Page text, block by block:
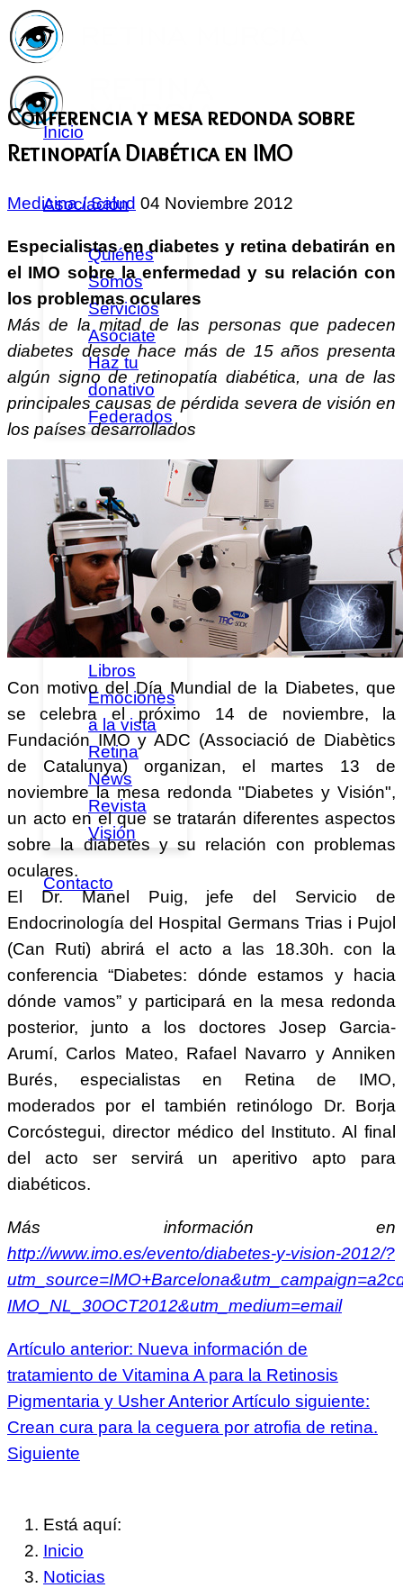
Inicio
Asociación
Quiénes
Somos
Servicios
Asóciate
Haz tu
donativo
Federados
Noticias
Publicaciones
Canal
Retina
Guías y
Libros
Emociones
a la vista
Retina
News
Revista
Visión
Contacto
Conferencia y mesa redonda sobre
Retinopatía Diabética en IMO
Medicina / Salud 04 Noviembre 2012
Especialistas en diabetes y retina debatirán en
el IMO sobre la enfermedad y su relación con
los problemas oculares
Más de la mitad de las personas que padecen
diabetes desde hace más de 15 años presenta
algún signo de retinopatía diabética, una de las
principales causas de pérdida severa de visión en
los países desarrollados
Con motivo del Día Mundial de la Diabetes, que
se celebra el próximo 14 de noviembre, la
Fundación IMO y ADC (Associació de Diabètics
de Catalunya) organizan, el martes 13 de
noviembre la mesa redonda "Diabetes y Visión",
un acto en el que se tratarán diferentes aspectos
sobre la diabetes y su relación con problemas
oculares.
El Dr. Manel Puig, jefe del Servicio de
Endocrinología del Hospital Germans Trias i Pujol
(Can Ruti) abrirá el acto a las 18.30h. con la
conferencia “Diabetes: dónde estamos y hacia
dónde vamos” y participará en la mesa redonda
posterior, junto a los doctores Josep Garcia-
Arumí, Carlos Mateo, Rafael Navarro y Anniken
Burés, especialistas en Retina de IMO,
moderados por el también retinólogo Dr. Borja
Corcóstegui, director médico del Instituto. Al final
del acto ser servirá un aperitivo apto para
diabéticos.
Más información en
http://www.imo.es/evento/diabetes-y-vision-2012/?
IMO_NL_30OCT2012&utm_medium=email
Artículo anterior: Nueva información de
tratamiento de Vitamina A para la Retinosis
Pigmentaria y UsherAnteriorArtículo siguiente:
Crean cura para la ceguera por atrofia de retina.
Siguiente
Está aquí:
Inicio
Noticias